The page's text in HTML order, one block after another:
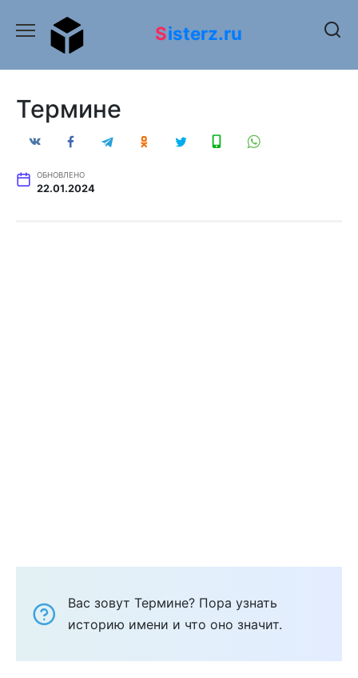
содержанию
Sisterz.ru
Термине
ОБНОВЛЕНО
22.01.2024
Вас зовут Термине? Пора узнать
историю имени и что оно значит.